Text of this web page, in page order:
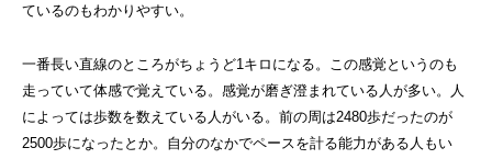
ているのもわかりやすい。
一番長い直線のところがちょうど1キロになる。この感覚というのも
走っていて体感で覚えている。感覚が磨ぎ澄まれている人が多い。人
によっては歩数を数えている人がいる。前の周は2480歩だったのが
2500歩になったとか。自分のなかでペースを計る能力がある人もい